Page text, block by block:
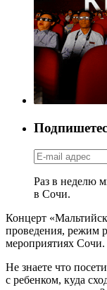
Раз в неделю
в Сочи.
Концерт
проведения, режим
мероприятиях Сочи.
Не знаете что
с ребенком, куда